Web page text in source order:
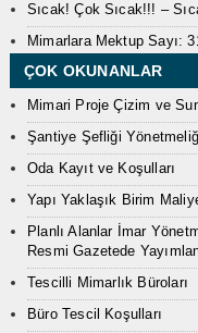
Sıcak! Çok Sıcak!!! –
Mimarlara Mektup Sayı:
ÇOK OKUNANLAR
Mimari Proje Çizim ve
Şantiye Şefliği
Oda Kayıt ve Koşulları
Yapı Yaklaşık Birim
Planlı Alanlar İmar
Resmi Gazetede
Tescilli Mimarlık Büroları
Büro Tescil Koşulları